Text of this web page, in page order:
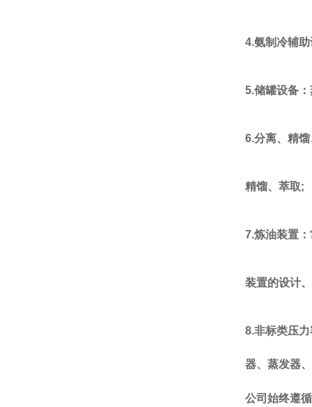
4.氨制冷辅
5.储罐设备
6.分离、精
精馏、萃取;
7.炼油装置
装置的设计
8.非标类压
器、蒸发器
公司始终遵循